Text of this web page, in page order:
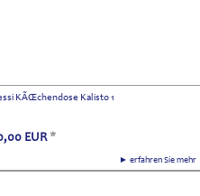
KÃŒchendose Kalisto 1
► erfahren Sie
EUR *